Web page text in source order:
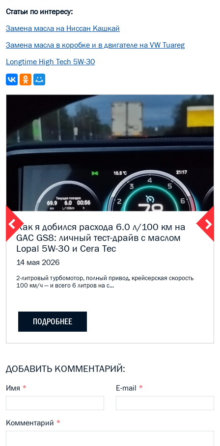
Статьи по интересу:
Замена масла на Ниссан Кашкай
Замена масла в коробке и в двигателе на VW Tuareg
Longtime High Tech 5W-30
Как я добился расхода 6.0 л/100 км на
GAC GS8: личный тест-драйв с маслом
Lopal 5W-30 и Cera Tec
14 мая 2026
2-литровый турбомотор, полный привод, крейсерская скорость
100 км/ч — и всего 6 литров на с...
ПОДРОБНЕЕ
ДОБАВИТЬ КОММЕНТАРИЙ:
Имя * E-mail *
Комментарий *